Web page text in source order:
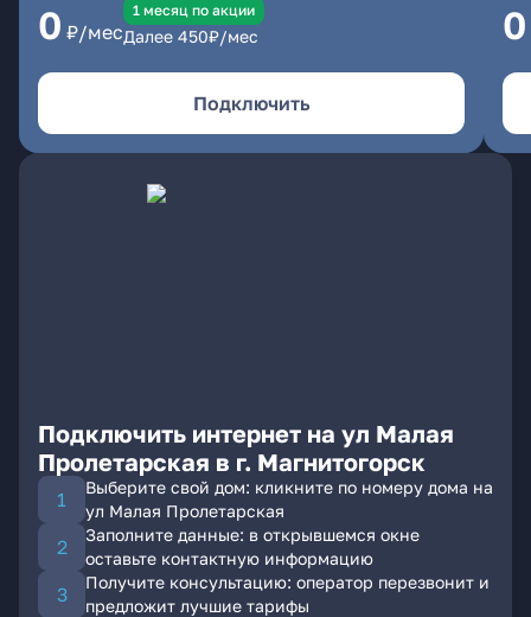
0 ₽/мес
1 месяц по акции
Далее 450₽/мес
Подключить
0
Подключить интернет на ул Малая
Пролетарская в г. Магнитогорск
Выберите свой дом: кликните по номеру дома на
ул Малая Пролетарская
Заполните данные: в открывшемся окне
оставьте контактную информацию
Получите консультацию: оператор перезвонит и
предложит лучшие тарифы